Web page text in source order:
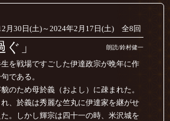
月30日(土)～2024年2月17日(土) 全8回
ぐ」 朗読/鈴村健一
生を戦場ですごした伊達政宗が晩年に作
である。
のため母於義（およし）に疎まれた。
、於義は秀麗な竺丸に伊達家を継がせ
。しかし輝宗は四十一の時、米沢城を